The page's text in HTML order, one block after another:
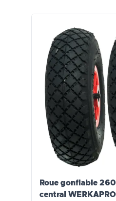
Roue gonflable
central WERKAPRO